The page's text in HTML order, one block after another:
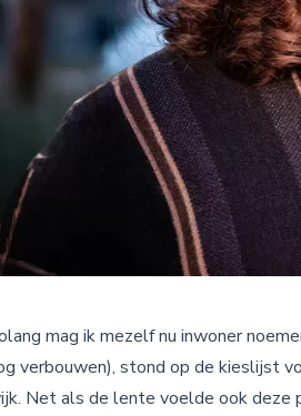
mag ik mezelf nu inwoner
verbouwen), stond op de kieslijst
Net als de lente voelde ook deze